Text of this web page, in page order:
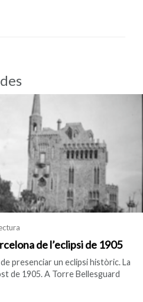
de l’eclipsi de 1905
presenciar un eclipsi històric. La
de 1905. A Torre Bellesguard